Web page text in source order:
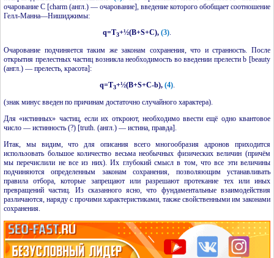
очарование C [charm (англ.) — очарование], введение которого обобщает соотношение
Гелл-Манна—Нишиджимы:
q=T3+½(B+S+C), (3).
Очарование подчиняется таким же законам сохранения, что и странность. После
открытия прелестных частиц возникла необходимость во введении прелести b [beauty
(англ.) — прелесть, красота]:
q=T3+½(B+S+C-b), (4).
(знак минус введен по причинам достаточно случайного характера).
Для «истинных» частиц, если их откроют, необходимо ввести ещё одно квантовое
число — истинность (?) [truth. (англ.) — истина, правда].
Итак, мы видим, что для описания всего многообразия адронов приходится
использовать большое количество весьма необычных физических величин (причём
мы перечислили не все из них). Их глубокий смысл в том, что все эти величины
подчиняются определенным законам сохранения, позволяющим устанавливать
правила отбора, которые запрещают или разрешают протекание тех или иных
превращений частиц. Из сказанного ясно, что фундаментальные взаимодействия
различаются, наряду с прочими характеристиками, также свойственными им законами
сохранения.